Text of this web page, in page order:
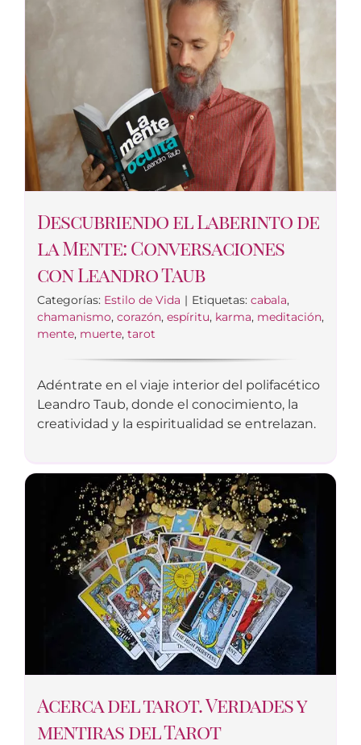
Descubriendo el Laberinto de
la Mente: Conversaciones
con Leandro Taub
Categorías: Estilo de Vida | Etiquetas: cabala,
chamanismo, corazón, espíritu, karma, meditación,
mente, muerte, tarot
Adéntrate en el viaje interior del polifacético
Leandro Taub, donde el conocimiento, la
creatividad y la espiritualidad se entrelazan.
Acerca del tarot. Verdades y
mentiras del Tarot